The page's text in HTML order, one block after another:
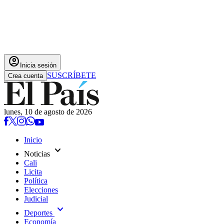
account_circle Inicia sesión
Crea cuenta SUSCRÍBETE
lunes, 10 de agosto de 2026
Inicio
Noticias expand_more
Cali
Licita
Política
Elecciones
Judicial
Deportes expand_more
Economía